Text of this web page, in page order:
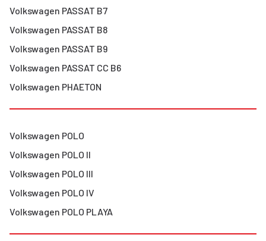
Volkswagen PASSAT B7
Volkswagen PASSAT B8
Volkswagen PASSAT B9
Volkswagen PASSAT CC B6
Volkswagen PHAETON
Volkswagen POLO
Volkswagen POLO II
Volkswagen POLO III
Volkswagen POLO IV
Volkswagen POLO PLAYA